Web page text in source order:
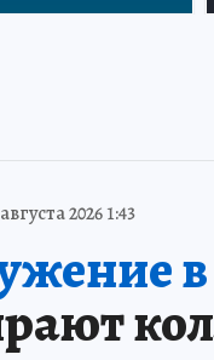
2026 1:43